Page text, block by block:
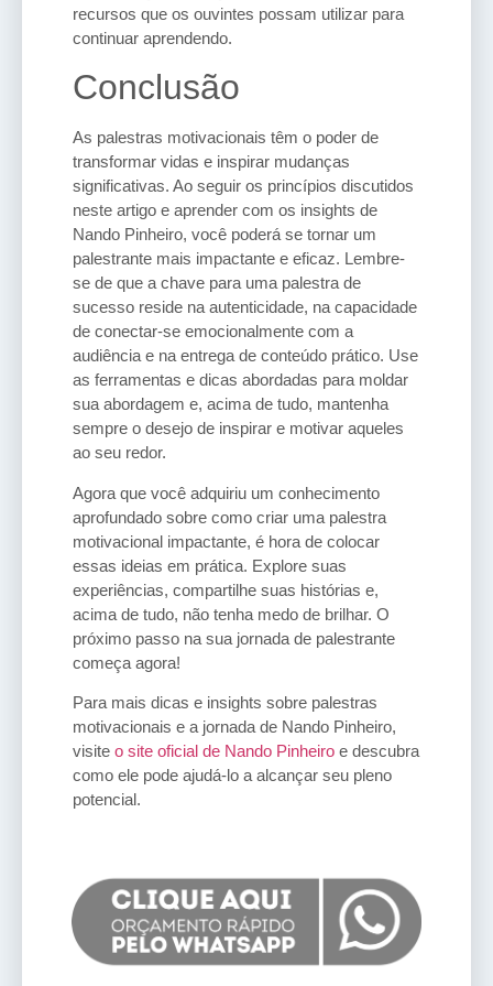
recursos que os ouvintes possam utilizar para
continuar aprendendo.
Conclusão
As palestras motivacionais têm o poder de
transformar vidas e inspirar mudanças
significativas. Ao seguir os princípios discutidos
neste artigo e aprender com os insights de
Nando Pinheiro, você poderá se tornar um
palestrante mais impactante e eficaz. Lembre-
se de que a chave para uma palestra de
sucesso reside na autenticidade, na capacidade
de conectar-se emocionalmente com a
audiência e na entrega de conteúdo prático. Use
as ferramentas e dicas abordadas para moldar
sua abordagem e, acima de tudo, mantenha
sempre o desejo de inspirar e motivar aqueles
ao seu redor.
Agora que você adquiriu um conhecimento
aprofundado sobre como criar uma palestra
motivacional impactante, é hora de colocar
essas ideias em prática. Explore suas
experiências, compartilhe suas histórias e,
acima de tudo, não tenha medo de brilhar. O
próximo passo na sua jornada de palestrante
começa agora!
Para mais dicas e insights sobre palestras
motivacionais e a jornada de Nando Pinheiro,
visite o site oficial de Nando Pinheiro e descubra
como ele pode ajudá-lo a alcançar seu pleno
potencial.